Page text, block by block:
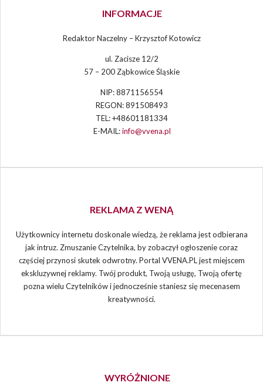
INFORMACJE
Redaktor Naczelny – Krzysztof Kotowicz
ul. Zacisze 12/2
57 – 200 Ząbkowice Śląskie
NIP: 8871156554
REGON: 891508493
TEL: +48601181334
E-MAIL:info@vvena.pl
REKLAMA Z WENĄ
Użytkownicy internetu doskonale wiedzą, że reklama jest odbierana
jak intruz. Zmuszanie Czytelnika, by zobaczył ogłoszenie coraz
częściej przynosi skutek odwrotny. Portal VVENA.PL jest miejscem
ekskluzywnej reklamy. Twój produkt, Twoją usługę, Twoją ofertę
pozna wielu Czytelników i jednocześnie staniesz się mecenasem
kreatywności.
WYRÓŻNIONE